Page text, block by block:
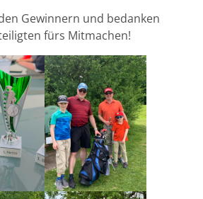
Gewinnern und bedanken
fürs Mitmachen!